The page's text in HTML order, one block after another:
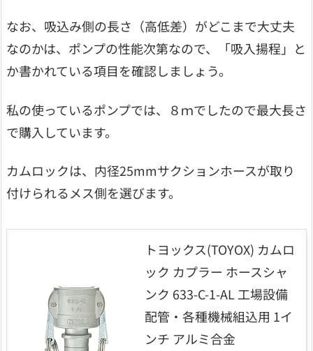
なお、吸込み側の長さ（高低差）がどこまで大丈夫
なのかは、ポンプの性能次第なので、「吸入揚程」と
か書かれている項目を確認しましょう。
私の使っているポンプでは、８ｍでしたので最大長さ
で購入しています。
カムロックは、内径25mmサクションホースが取り
付けられるメス側を選びます。
トヨックス(TOYOX) カムロ
ック カプラー ホースシャ
ンク 633-C-1-AL 工場設備
配管・各種機械組込用 1イ
ンチ アルミ合金